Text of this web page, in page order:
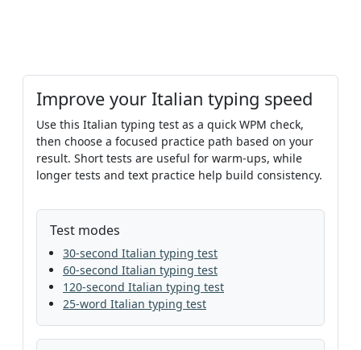
Improve your Italian typing speed
Use this Italian typing test as a quick WPM check,
then choose a focused practice path based on your
result. Short tests are useful for warm-ups, while
longer tests and text practice help build consistency.
Test modes
30-second Italian typing test
60-second Italian typing test
120-second Italian typing test
25-word Italian typing test